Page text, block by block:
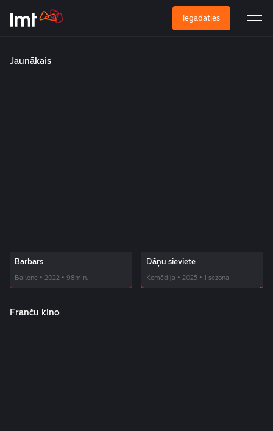
Iegādāties
Jaunākais
Barbars
Bailene • 2022 • 98min.
Dāņu sieviete
Komēdija • 2025 • 1 sezona
Franču kino